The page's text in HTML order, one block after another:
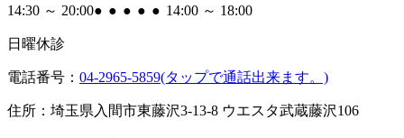
14:30 ～ 20:00● ● ● ● ● 14:00 ～ 18:00
日曜休診
電話番号： 04-2965-5859(タップで通話出来ます。)
住所： 埼玉県入間市東藤沢3-13-8 ウエスタ武蔵藤沢106